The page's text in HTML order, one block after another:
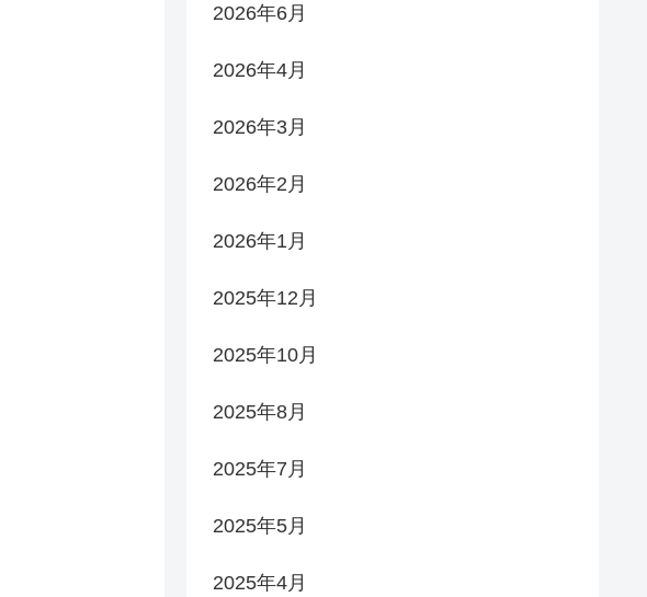
2026年6月
2026年4月
2026年3月
2026年2月
2026年1月
2025年12月
2025年10月
2025年8月
2025年7月
2025年5月
2025年4月